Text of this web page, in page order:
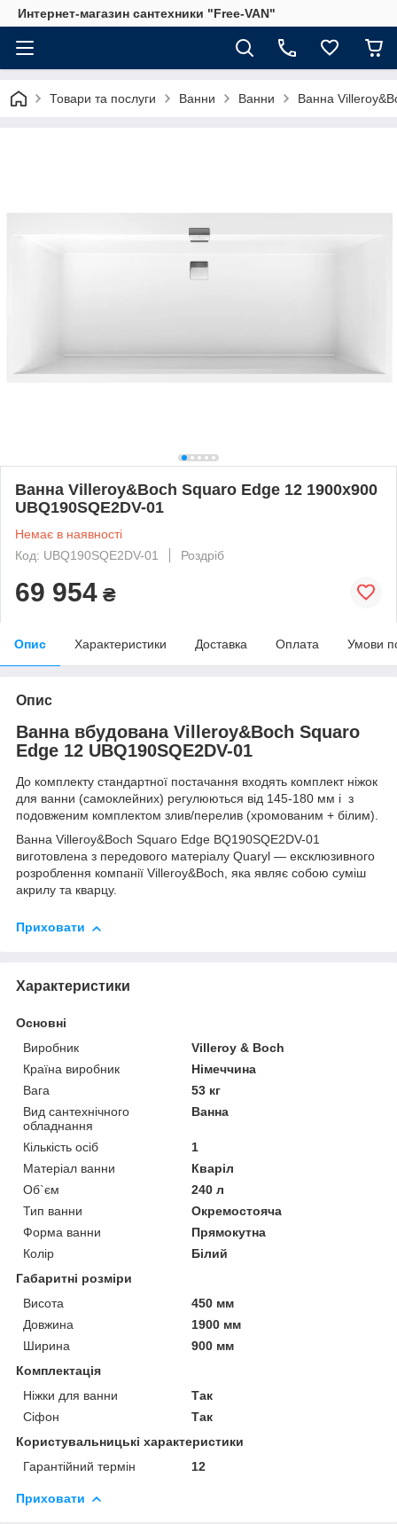
Интернет-магазин сантехники "Free-VAN"
Товари та послуги Ванни Ванни Ванна
Ванна Villeroy&Boch Squaro Edge 12 1900х900
UBQ190SQE2DV-01
Немає в наявності
Код: UBQ190SQE2DV-01
Роздріб
69 954 ₴
Опис Характеристики Доставка Оплата Умови
Опис
Ванна вбудована Villeroy&Boch Squaro
Edge 12 UBQ190SQE2DV-01
До комплекту стандартної постачання входять комплект ніжок
для ванни (самоклейних) регулюються від 145-180 мм і з
подовженим комплектом злив/перелив (хромованим + білим).
Ванна Villeroy&Boch Squaro Edge BQ190SQE2DV-01
виготовлена з передового матеріалу Quaryl — ексклюзивного
розроблення компанії Villeroy&Boch, яка являє собою суміш
акрилу та кварцу.
Приховати
Характеристики
Основні
Виробник
Villeroy & Boch
Країна виробник
Німеччина
Вага
53 кг
Вид сантехнічного
обладнання
Ванна
Кількість осіб
1
Матеріал ванни
Кваріл
Об`єм
240 л
Тип ванни
Окремостояча
Форма ванни
Прямокутна
Колір
Білий
Габаритні розміри
Висота
450 мм
Довжина
1900 мм
Ширина
900 мм
Комплектація
Ніжки для ванни
Так
Сіфон
Так
Користувальницькі характеристики
Гарантійний термін
12
Приховати